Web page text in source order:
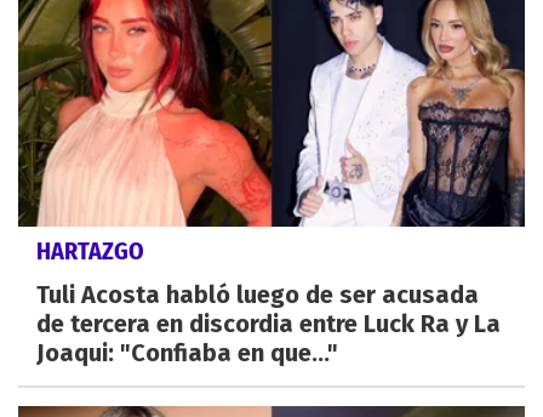
HARTAZGO
Tuli Acosta habló luego de ser acusada
de tercera en discordia entre Luck Ra y La
Joaqui: "Confiaba en que..."